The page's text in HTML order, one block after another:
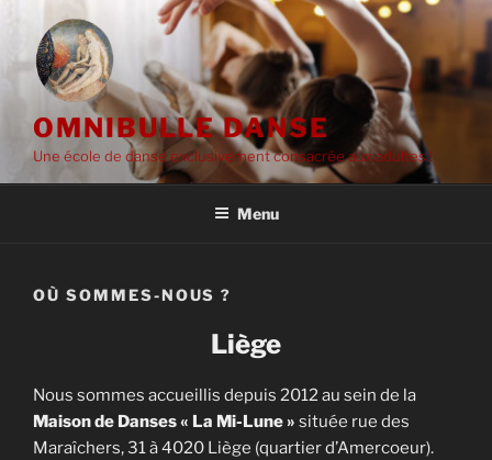
contenu
principal
OMNIBULLE DANSE
Une école de danse exclusivement consacrée aux adultes !
Menu
OÙ SOMMES-NOUS ?
Liège
Nous sommes accueillis depuis 2012 au sein de la
Maison de Danses « La Mi-Lune » située rue des
Maraîchers, 31 à 4020 Liège (quartier d’Amercoeur).